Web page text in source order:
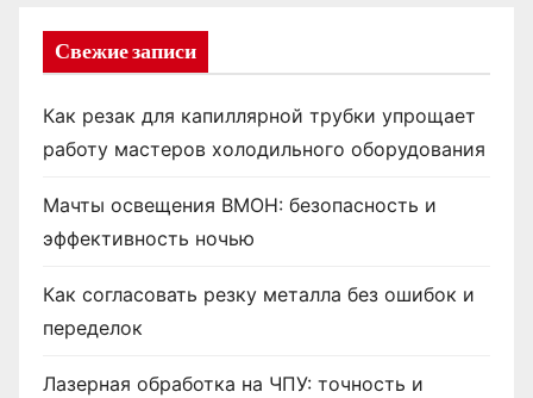
Свежие записи
Как резак для капиллярной трубки упрощает
работу мастеров холодильного оборудования
Мачты освещения ВМОН: безопасность и
эффективность ночью
Как согласовать резку металла без ошибок и
переделок
Лазерная обработка на ЧПУ: точность и